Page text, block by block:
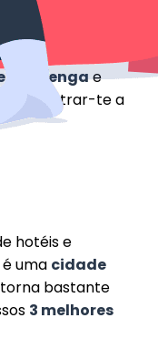
há alguns anos.
solarengae
mostrar-te a
hotéis e
uma cidade
bastante
3 melhores